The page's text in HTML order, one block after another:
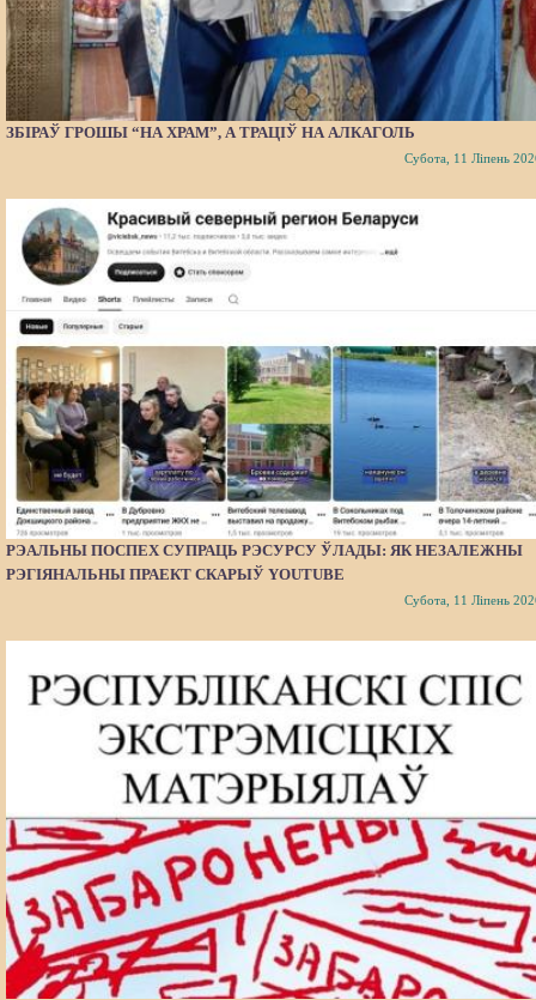
ЗБІРАЎ ГРОШЫ “НА ХРАМ”, А ТРАЦІЎ НА АЛКАГОЛЬ
Субота, 11 Ліпень
РЭАЛЬНЫ ПОСПЕХ СУПРАЦЬ РЭСУРСУ ЎЛАДЫ: ЯК НЕЗАЛЕЖНЫ
РЭГІЯНАЛЬНЫ ПРАЕКТ СКАРЫЎ YOUTUBE
Субота, 11 Ліпень